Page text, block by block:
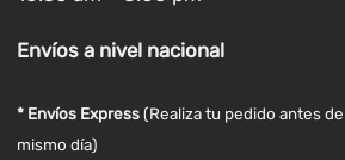
Envíosa nivel nacional
* Envíos Express(Realiza tu pedido antes
mismo día)